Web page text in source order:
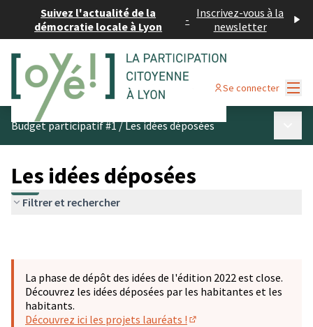
Suivez l'actualité de la
démocratie locale à Lyon
- Inscrivez-vous à la
newsletter
Se connecter
Budget participatif #1/Les idées déposées
Les idées déposées
Filtrer et rechercher
La phase de dépôt des idées de l'édition 2022 est close.
Découvrez les idées déposées par les habitantes et les
habitants.
Découvrez ici les projets lauréats !